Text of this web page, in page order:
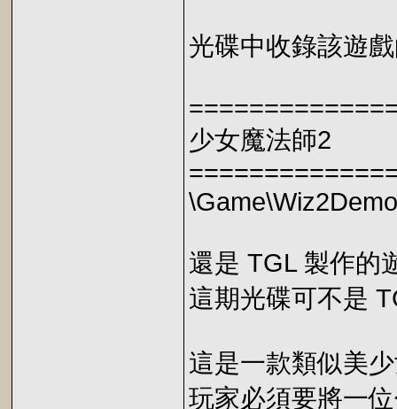
光碟中收錄該遊
少女魔法師2
\Game\Wiz2Demo
還是 TGL 製作的
這期光碟可不是
這是一款類似美
玩家必須要將一